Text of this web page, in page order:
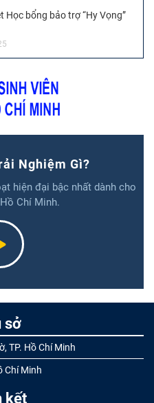
Học bổng bảo trợ “Hy Vọng”
Nghiệm Gì?
hiện đại bậc nhất dành cho
Chí Minh.
sở
TP. Hồ Chí Minh
Chí Minh
kết